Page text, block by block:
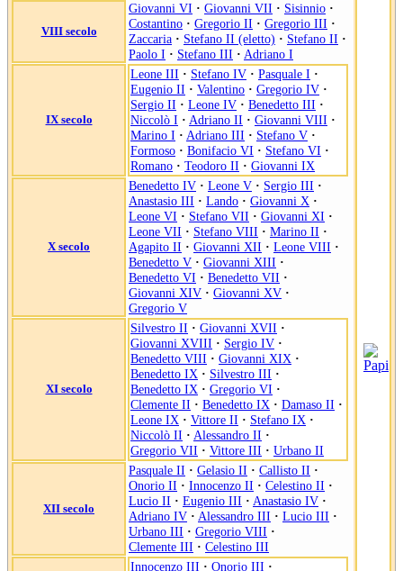
VIII secolo
Giovanni VI · Giovanni VII · Sisinnio ·
Costantino · Gregorio II · Gregorio III ·
Zaccaria · Stefano II (eletto) · Stefano II ·
Paolo I · Stefano III · Adriano I
IX secolo
Leone III · Stefano IV · Pasquale I ·
Eugenio II · Valentino · Gregorio IV ·
Sergio II · Leone IV · Benedetto III ·
Niccolò I · Adriano II · Giovanni VIII ·
Marino I · Adriano III · Stefano V ·
Formoso · Bonifacio VI · Stefano VI ·
Romano · Teodoro II · Giovanni IX
X secolo
Benedetto IV · Leone V · Sergio III ·
Anastasio III · Lando · Giovanni X ·
Leone VI · Stefano VII · Giovanni XI ·
Leone VII · Stefano VIII · Marino II ·
Agapito II · Giovanni XII · Leone VIII ·
Benedetto V · Giovanni XIII ·
Benedetto VI · Benedetto VII ·
Giovanni XIV · Giovanni XV ·
Gregorio V
XI secolo
Silvestro II · Giovanni XVII ·
Giovanni XVIII · Sergio IV ·
Benedetto VIII · Giovanni XIX ·
Benedetto IX · Silvestro III ·
Benedetto IX · Gregorio VI ·
Clemente II · Benedetto IX · Damaso II ·
Leone IX · Vittore II · Stefano IX ·
Niccolò II · Alessandro II ·
Gregorio VII · Vittore III · Urbano II
XII secolo
Pasquale II · Gelasio II · Callisto II ·
Onorio II · Innocenzo II · Celestino II ·
Lucio II · Eugenio III · Anastasio IV ·
Adriano IV · Alessandro III · Lucio III ·
Urbano III · Gregorio VIII ·
Clemente III · Celestino III
Innocenzo III · Onorio III ·